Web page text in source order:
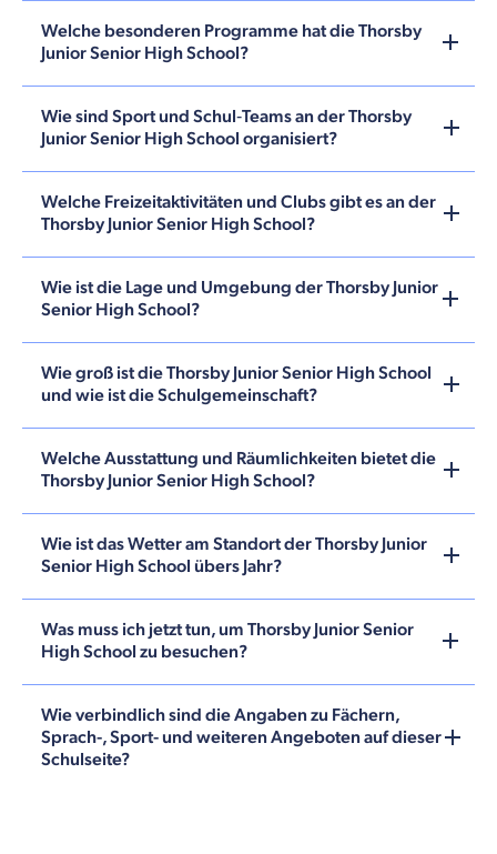
Welche besonderen Programme hat die Thorsby
Junior Senior High School?
Wie sind Sport und Schul‑Teams an der Thorsby
Junior Senior High School organisiert?
Welche Freizeitaktivitäten und Clubs gibt es an der
Thorsby Junior Senior High School?
Wie ist die Lage und Umgebung der Thorsby Junior
Senior High School?
Wie groß ist die Thorsby Junior Senior High School
und wie ist die Schulgemeinschaft?
Welche Ausstattung und Räumlichkeiten bietet die
Thorsby Junior Senior High School?
Wie ist das Wetter am Standort der Thorsby Junior
Senior High School übers Jahr?
Was muss ich jetzt tun, um Thorsby Junior Senior
High School zu besuchen?
Wie verbindlich sind die Angaben zu Fächern,
Sprach-, Sport- und weiteren Angeboten auf dieser
Schulseite?